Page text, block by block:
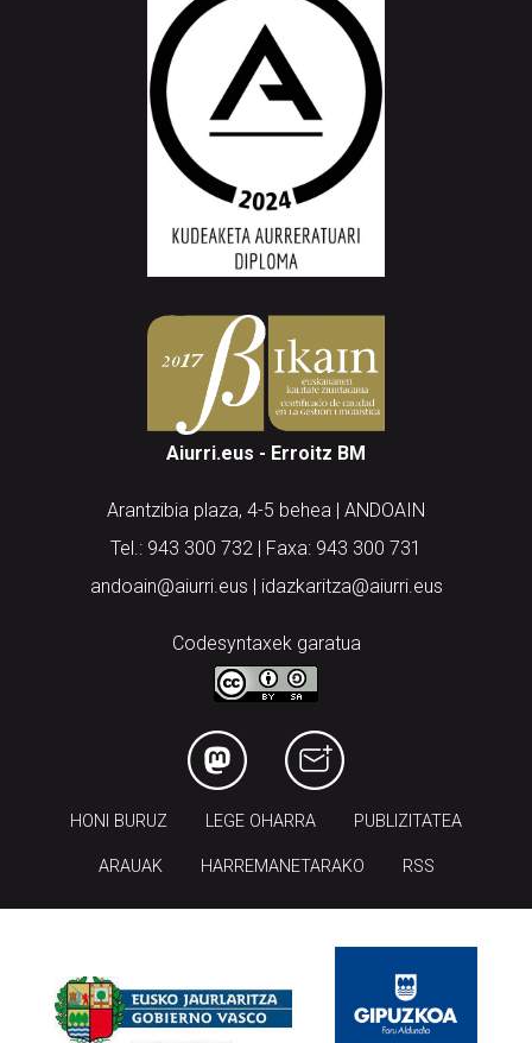
Aiurri.eus - Erroitz BM
Arantzibia plaza, 4-5 behea | ANDOAIN
Tel.: 943 300 732 | Faxa: 943 300 731
andoain@aiurri.eus | idazkaritza@aiurri.eus
Codesyntaxek garatua
HONI BURUZ LEGE OHARRA PUBLIZITATEA
ARAUAK HARREMANETARAKO RSS